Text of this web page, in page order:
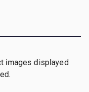
images displayed